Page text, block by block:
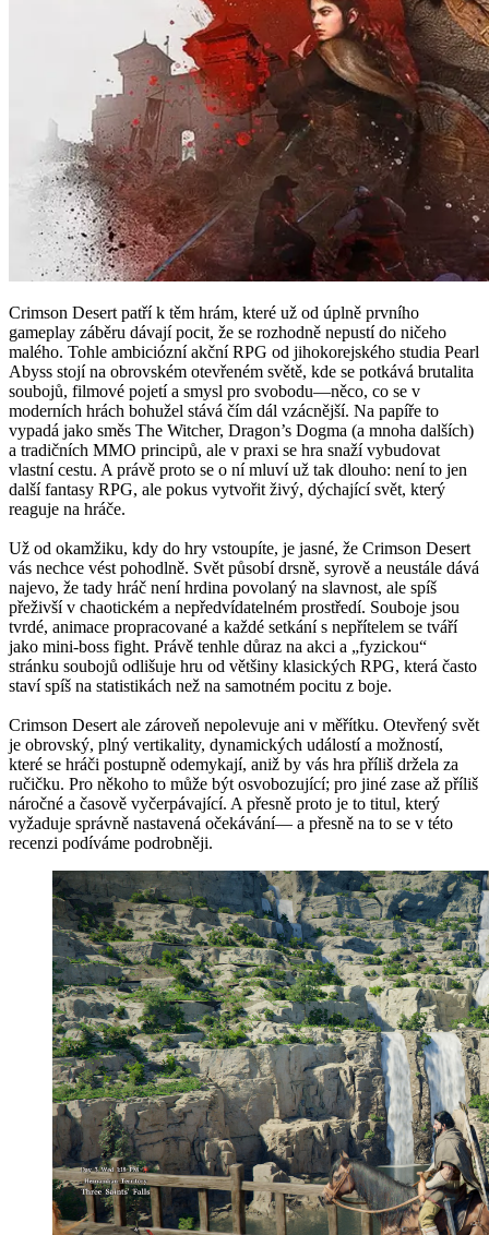
Crimson Desert patří k těm hrám, které už od úplně prvního
gameplay záběru dávají pocit, že se rozhodně nepustí do ničeho
malého. Tohle ambiciózní akční RPG od jihokorejského studia Pearl
Abyss stojí na obrovském otevřeném světě, kde se potkává brutalita
soubojů, filmové pojetí a smysl pro svobodu—něco, co se v
moderních hrách bohužel stává čím dál vzácnější. Na papíře to
vypadá jako směs The Witcher, Dragon’s Dogma (a mnoha dalších)
a tradičních MMO principů, ale v praxi se hra snaží vybudovat
vlastní cestu. A právě proto se o ní mluví už tak dlouho: není to jen
další fantasy RPG, ale pokus vytvořit živý, dýchající svět, který
reaguje na hráče.
Už od okamžiku, kdy do hry vstoupíte, je jasné, že Crimson Desert
vás nechce vést pohodlně. Svět působí drsně, syrově a neustále dává
najevo, že tady hráč není hrdina povolaný na slavnost, ale spíš
přeživší v chaotickém a nepředvídatelném prostředí. Souboje jsou
tvrdé, animace propracované a každé setkání s nepřítelem se tváří
jako mini-boss fight. Právě tenhle důraz na akci a „fyzickou“
stránku soubojů odlišuje hru od většiny klasických RPG, která často
staví spíš na statistikách než na samotném pocitu z boje.
Crimson Desert ale zároveň nepolevuje ani v měřítku. Otevřený svět
je obrovský, plný vertikality, dynamických událostí a možností,
které se hráči postupně odemykají, aniž by vás hra příliš držela za
ručičku. Pro někoho to může být osvobozující; pro jiné zase až příliš
náročné a časově vyčerpávající. A přesně proto je to titul, který
vyžaduje správně nastavená očekávání— a přesně na to se v této
recenzi podíváme podrobněji.